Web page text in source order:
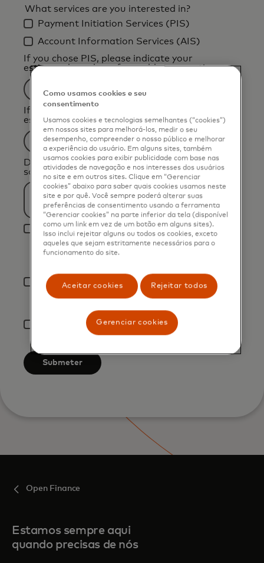
3
characters.
What services are you interested in?
Payment Initiation Services (PIS)
Account Information Services (AIS)
If you chose PIS, please indicate your
estimated number of monthly transactions
If you chose AIS, please indicate your
estimated number of active monthly users
Description of the challenge(s) you’d like to
solve
I agree that Mastercard International Inc.
and its affiliates (“Mastercard”) may send
me email marketing communications about
I acknowledge that my personal data will be
Privacy Notice.
By clicking the button below, I confirm that I
Submeter
Open Finance
Estamos sempre aqui
quando precisas de nós
Como usamos cookies e seu
consentimento
Usamos cookies e tecnologias semelhantes (“cookies”)
em nossos sites para melhorá-los, medir o seu
desempenho, compreender o nosso público e melhorar
a experiência do usuário. Em alguns sites, também
usamos cookies para exibir publicidade com base nas
atividades de navegação e nos interesses dos usuários
no site e em outros sites. Clique em “Gerenciar
cookies” abaixo para saber quais cookies usamos neste
site e por quê. Você sempre poderá alterar suas
preferências de consentimento usando a ferramenta
“Gerenciar cookies” na parte inferior da tela (disponível
como um link em vez de um botão em alguns sites).
Isso inclui rejeitar alguns ou todos os cookies, exceto
aqueles que sejam estritamente necessários para o
funcionamento do site.
Aceitar cookies Rejeitar todos
Gerenciar cookies